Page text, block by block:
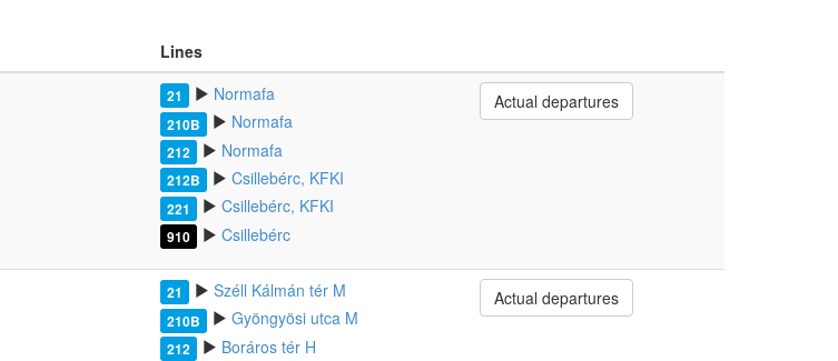
Lines
21 Normafa
210B Normafa
212 Normafa
212B Csillebérc, KFKI
221 Csillebérc, KFKI
910 Csillebérc
Actual departures
21 Széll Kálmán tér M
210B Gyöngyösi utca M
212 Boráros tér H
Actual departures